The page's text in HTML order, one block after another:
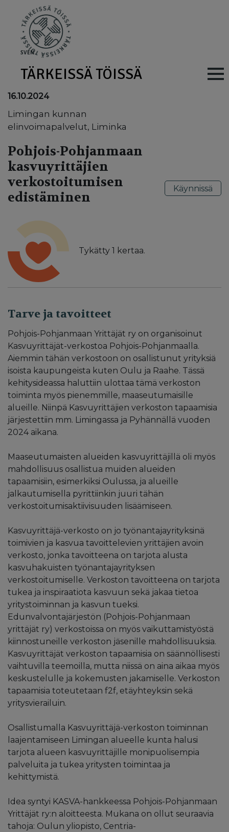
SVEN
TÄRKEISSÄ TÖISSÄ Main
16.10.2024
Limingan kunnan
elinvoimapalvelut, Liminka
Pohjois-Pohjanmaan
kasvuyrittäjien
verkostoitumisen
edistäminen
Tykätty 1 kertaa.
Käynnissä
Tarve ja tavoitteet
Pohjois-Pohjanmaan Yrittäjät ry on organisoinut
Kasvuyrittäjät-verkostoa Pohjois-Pohjanmaalla.
Aiemmin tähän verkostoon on osallistunut yrityksiä
isoista kaupungeista kuten Oulu ja Raahe. Tässä
kehitysideassa haluttiin ulottaa tämä verkoston
toiminta myös pienemmille, maaseutumaisille
alueille. Niinpä Kasvuyrittäjien verkoston tapaamisia
järjestettiin mm. Limingassa ja Pyhännällä vuoden
2024 aikana.
Maaseutumaisten alueiden kasvuyrittäjillä oli myös
mahdollisuus osallistua muiden alueiden
tapaamisiin, esimerkiksi Oulussa, ja alueille
jalkautumisella pyrittiinkin juuri tähän
verkostoitumisaktiivisuuden lisäämiseen.
Kasvuyrittäjä-verkosto on jo työnantajayrityksinä
toimivien ja kasvua tavoittelevien yrittäjien avoin
verkosto, jonka tavoitteena on tarjota alusta
kasvuhakuisten työnantajayrityksen
verkostoitumiselle. Verkoston tavoitteena on tarjota
tukea ja inspiraatiota kasvuun sekä jakaa tietoa
yritystoiminnan ja kasvun tueksi.
Edunvalvontajärjestön (Pohjois-Pohjanmaan
yrittäjät ry) verkostoissa on myös vaikuttamistyöstä
kiinnostuneille verkoston jäsenille mahdollisuuksia.
Kasvuyrittäjät verkoston tapaamisia on säännöllisesti
vaihtuvilla teemoilla, mutta niissä on aina aikaa myös
keskustelulle ja kokemusten jakamiselle. Verkoston
tapaamisia toteutetaan f2f, etäyhteyksin sekä
yritysvierailuin.
Osallistumalla Kasvuyrittäjä-verkoston toiminnan
laajentamiseen Limingan alueelle kunta halusi
tarjota alueen kasvuyrittäjille monipuolisempia
palveluita ja tukea yritysten toimintaa ja
kehittymistä.
Idea syntyi KASVA-hankkeessa Pohjois-Pohjanmaan
Yrittäjät ry:n aloitteesta. Mukana on ollut seuraavia
tahoja: Oulun yliopisto, Centria-